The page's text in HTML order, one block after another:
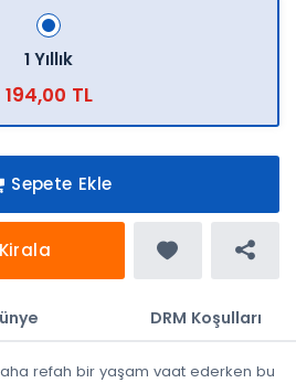
1 Yıllık
194,00 TL
Sepete Ekle
DRM Koşulları
refah bir yaşam vaat ederken bu